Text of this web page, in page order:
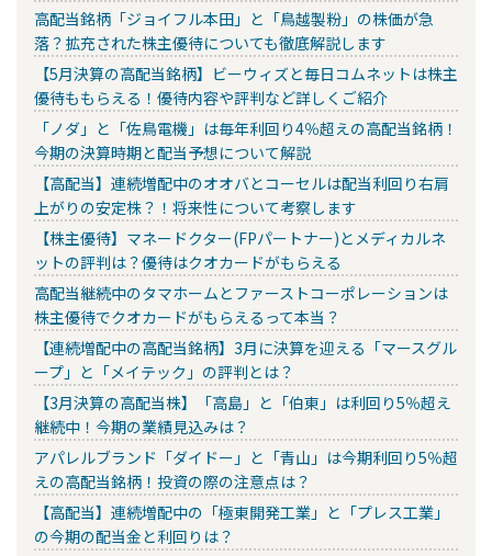
高配当銘柄「ジョイフル本田」と「鳥越製粉」の株価が急
落？拡充された株主優待についても徹底解説します
【5月決算の高配当銘柄】ビーウィズと毎日コムネットは株主
優待ももらえる！優待内容や評判など詳しくご紹介
「ノダ」と「佐鳥電機」は毎年利回り4％超えの高配当銘柄！
今期の決算時期と配当予想について解説
【高配当】連続増配中のオオバとコーセルは配当利回り右肩
上がりの安定株？！将来性について考察します
【株主優待】マネードクター(FPパートナー)とメディカルネ
ットの評判は？優待はクオカードがもらえる
高配当継続中のタマホームとファーストコーポレーションは
株主優待でクオカードがもらえるって本当？
【連続増配中の高配当銘柄】3月に決算を迎える「マースグル
ープ」と「メイテック」の評判とは？
【3月決算の高配当株】「高島」と「伯東」は利回り5％超え
継続中！今期の業績見込みは？
アパレルブランド「ダイドー」と「青山」は今期利回り5％超
えの高配当銘柄！投資の際の注意点は？
【高配当】連続増配中の「極東開発工業」と「プレス工業」
の今期の配当金と利回りは？